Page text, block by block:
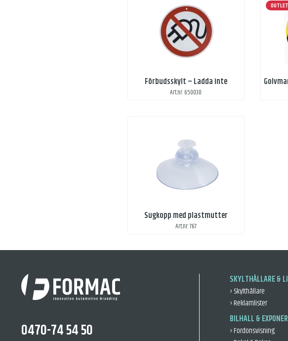
Förbudsskylt – Ladda inte
Art.nr: 650030
OUTLET
Sugkopp med plastmutter
Art.nr: 767
0470-74 54 50
SKYLTHÅLLARE &
› Skylthållare
› Reklamlister
BILHALL &
› Fordonsvisning